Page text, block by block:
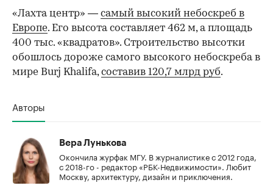
«Лахта центр» — самый высокий небоскреб в
Европе. Его высота составляет 462 м, а площадь
400 тыс. «квадратов». Строительство высотки
обошлось дороже самого высокого небоскреба в
мире Burj Khalifa,составив 120,7 млрд руб.
Авторы
Вера Лунькова
Окончила журфак МГУ. В журналистике с 2012 года,
с 2018-го - редактор «РБК-Недвижимости». Любит
Москву, архитектуру, дизайн и приключения.